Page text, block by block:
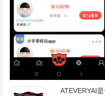
ATEVERYAI是